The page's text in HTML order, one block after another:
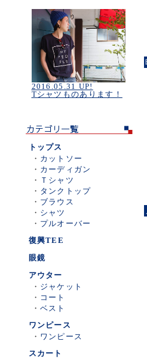
2016.05.31 UP!
Tシャツものあります！
トップス
・ カットソー
・ カーディガン
・ Ｔシャツ
・ タンクトップ
・ ブラウス
・ シャツ
・ プルオーバー
復興TEE
眼鏡
アウター
・ ジャケット
・ コート
・ ベスト
ワンピース
・ ワンピース
スカート